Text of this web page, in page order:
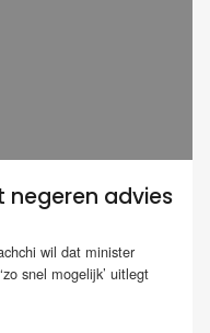
negeren advies
wil dat minister
snel mogelijk’ uitlegt